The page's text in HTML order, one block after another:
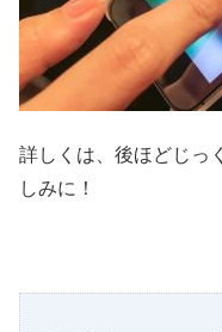
詳しくは、後ほどじっ
しみに！